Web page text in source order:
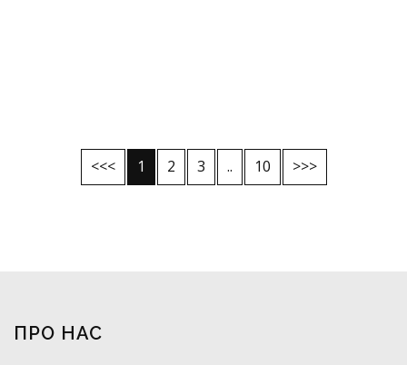
<<< 1 2 3 .. 10 >>>
ПРО НАС